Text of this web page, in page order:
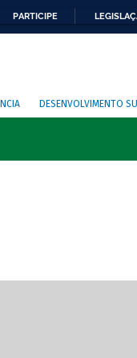
PARTICIPE
DESENVOLVIMENTO